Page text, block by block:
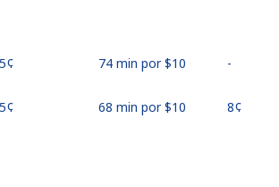
74 min por ⁦$10⁩ -
68 min por ⁦$10⁩ ⁦8¢⁩